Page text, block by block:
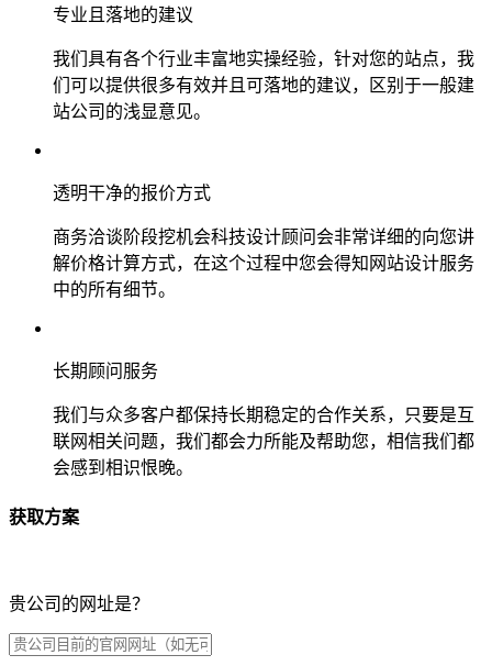
专业且落地的建议
我们具有各个行业丰富地实操经验，针对您的站点，我
们可以提供很多有效并且可落地的建议，区别于一般建
站公司的浅显意见。
透明干净的报价方式
商务洽谈阶段挖机会科技设计顾问会非常详细的向您讲
解价格计算方式，在这个过程中您会得知网站设计服务
中的所有细节。
长期顾问服务
我们与众多客户都保持长期稳定的合作关系，只要是互
联网相关问题，我们都会力所能及帮助您，相信我们都
会感到相识恨晚。
获取方案
贵公司的网址是？